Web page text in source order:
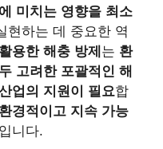
미치는 영향을 최소
현하는 데 중요한 역
용한 해충 방제 는 환
고려한 포괄적인 해
업의 지원이 필요합
경적이고 지속 가능
니다.